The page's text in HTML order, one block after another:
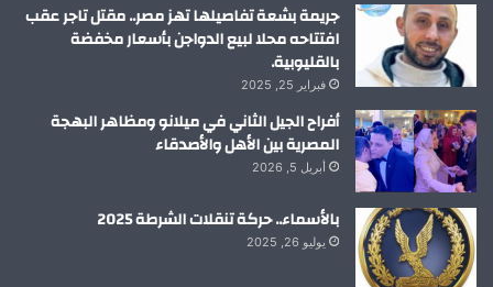
جريمة بشعة تفاصيلها تهز مصر.. مقتل تاجر عقب
افتتاحه محلا لبيع الدواجن بأسعار مخفضة
بالقليوبية.
فبراير 25, 2025
أفراح الجيل الثاني في ميلانو ومظاهر البهجة
المصرية بين الأهل والأصدقاء
أبريل 5, 2026
بالأسماء.. حركة تنقلات الشرطة 2025
يوليو 26, 2025